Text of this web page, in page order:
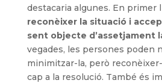
destacaria algunes. En primer
reconèixer la situació i
sent objecte d’assetjament
vegades, les persones poden
minimitzar-la, però
cap a la resolució. També és